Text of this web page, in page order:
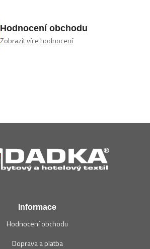
Hodnocení obchodu
Zobrazit více hodnocení
Informace
Hodnocení obchodu
Doprava a platba